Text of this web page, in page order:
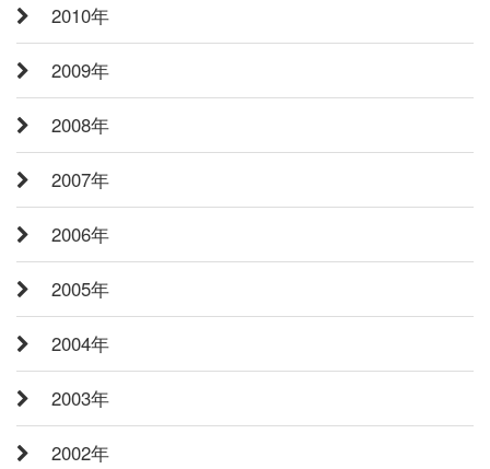
2010年
2009年
2008年
2007年
2006年
2005年
2004年
2003年
2002年